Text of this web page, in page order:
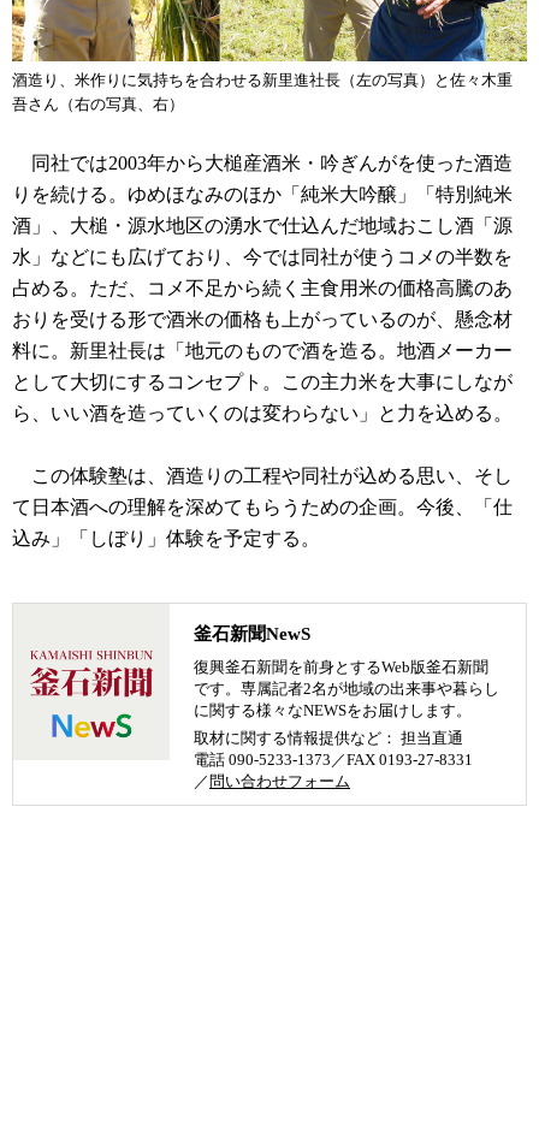
酒造り、米作りに気持ちを合わせる新里進社長（左の写真）と佐々木重
吾さん（右の写真、右）
同社では2003年から大槌産酒米・吟ぎんがを使った酒造
りを続ける。ゆめほなみのほか「純米大吟醸」「特別純米
酒」、大槌・源水地区の湧水で仕込んだ地域おこし酒「源
水」などにも広げており、今では同社が使うコメの半数を
占める。ただ、コメ不足から続く主食用米の価格高騰のあ
おりを受ける形で酒米の価格も上がっているのが、懸念材
料に。新里社長は「地元のもので酒を造る。地酒メーカー
として大切にするコンセプト。この主力米を大事にしなが
ら、いい酒を造っていくのは変わらない」と力を込める。
この体験塾は、酒造りの工程や同社が込める思い、そし
て日本酒への理解を深めてもらうための企画。今後、「仕
込み」「しぼり」体験を予定する。
釜石新聞NewS
復興釜石新聞を前身とするWeb版釜石新聞
です。専属記者2名が地域の出来事や暮らし
に関する様々なNEWSをお届けします。
取材に関する情報提供など： 担当直通
電話 090-5233-1373／FAX 0193-27-8331
／ 問い合わせフォーム